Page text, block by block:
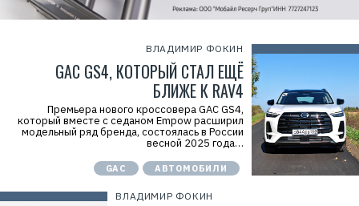
ВЛАДИМИР ФОКИН
GAC GS4, КОТОРЫЙ СТАЛ ЕЩЁ
БЛИЖЕ К RAV4
Премьера нового кроссовера GAC GS4,
который вместе с седаном Empow расширил
модельный ряд бренда, состоялась в России
весной 2025 года…
GAC АВТОМОБИЛИ
ВЛАДИМИР ФОКИН